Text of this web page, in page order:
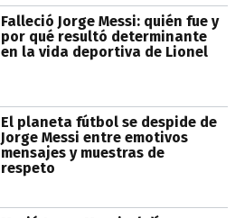
Falleció Jorge Messi: quién fue y
por qué resultó determinante
en la vida deportiva de Lionel
El planeta fútbol se despide de
Jorge Messi entre emotivos
mensajes y muestras de
respeto